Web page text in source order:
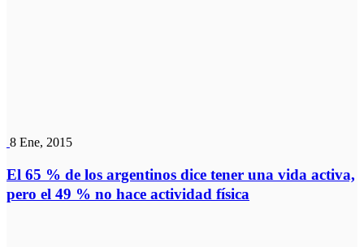
8 Ene, 2015
El 65 % de los argentinos dice tener una vida activa,
pero el 49 % no hace actividad física